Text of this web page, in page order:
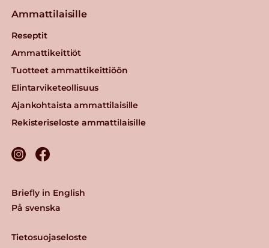
Ammattilaisille
Reseptit
Ammattikeittiöt
Tuotteet ammattikeittiöön
Elintarviketeollisuus
Ajankohtaista ammattilaisille
Rekisteriseloste ammattilaisille
Tietosuojaseloste
Briefly in English
På svenska